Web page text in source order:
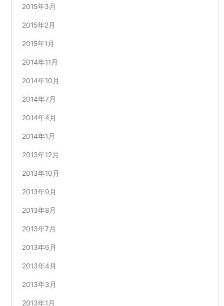
2015年3月
2015年2月
2015年1月
2014年11月
2014年10月
2014年7月
2014年4月
2014年1月
2013年12月
2013年10月
2013年9月
2013年8月
2013年7月
2013年6月
2013年4月
2013年3月
2013年1月